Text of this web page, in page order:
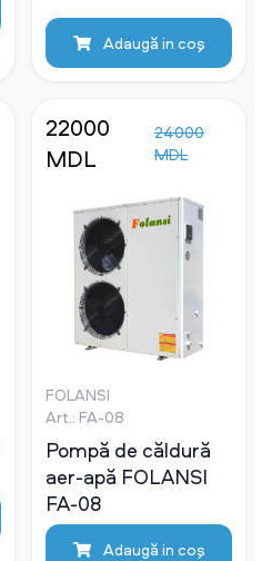
Adaugă in coş
22000
MDL
24000
MDL
FOLANSI
Art.: FA-08
Pompă de căldură
aer-apă FOLANSI
FA-08
Adaugă in coş